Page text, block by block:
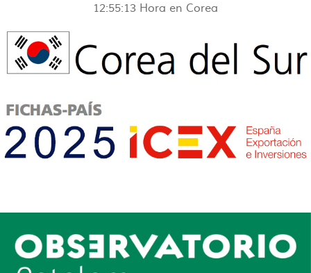
12:55:13 Hora en Corea